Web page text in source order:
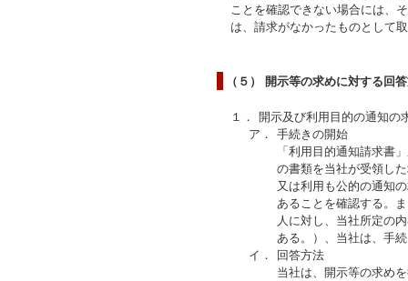
ことを確認できない場合には、
は、請求がなかったものとして
（５） 開示等の求めに対する回
１．
開示及び利用目的の通知の
ア．
手続きの開始
「利用目的通知請求書
の書類を当社が受領し
又は利用も公的の通知
あることを確認する。
人に対し、当社所定の
ある。）、当社は、手
イ．
回答方法
当社は、開示等の求め